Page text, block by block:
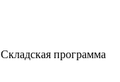
Складская программа